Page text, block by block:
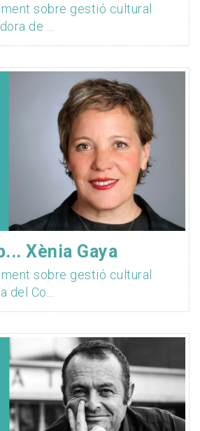
sobre gestió cultural
de ...
Xènia Gaya
sobre gestió cultural
Co...